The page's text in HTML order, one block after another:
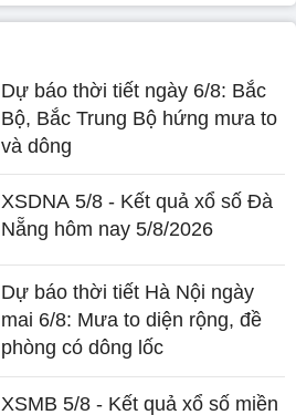
Dự báo thời tiết ngày 6/8: Bắc
Bộ, Bắc Trung Bộ hứng mưa to
và dông
XSDNA 5/8 - Kết quả xổ số Đà
Nẵng hôm nay 5/8/2026
Dự báo thời tiết Hà Nội ngày
mai 6/8: Mưa to diện rộng, đề
phòng có dông lốc
XSMB 5/8 - Kết quả xổ số miền